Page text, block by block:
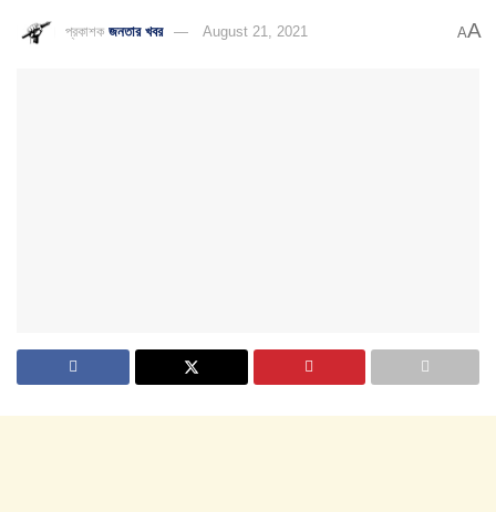
প্রকাশক জনতার খবর August 21, 2021 AA